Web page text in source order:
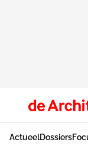
ActueelDossiers